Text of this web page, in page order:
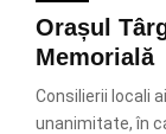
Orașul
Memorială
Consilierii locali
unanimitate, în